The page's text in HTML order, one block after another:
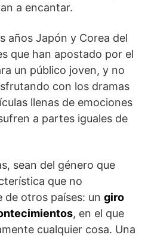
a encantar.
años Japón y Corea del
que han apostado por el
un público joven, y no
con los dramas
llenas de emociones
a partes iguales de
sean del género que
que no
de otros países: un giro
, en el que
cualquier cosa. Una